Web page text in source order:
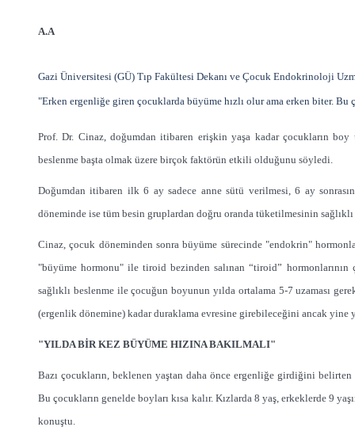
A.A
Gazi Üniversitesi (GÜ) Tıp Fakültesi Dekanı ve Çocuk Endokrinoloji
"Erken ergenliğe giren çocuklarda büyüme hızlı olur ama erken biter. Bu
Prof. Dr. Cinaz, doğumdan itibaren erişkin yaşa kadar çocukların
beslenme başta olmak üzere birçok faktörün etkili olduğunu söyledi.
Doğumdan itibaren ilk 6 ay sadece anne sütü verilmesi, 6 ay
döneminde ise tüm besin gruplardan doğru oranda tüketilmesinin
Cinaz, çocuk döneminden sonra büyüme sürecinde "endokrin"
"büyüme hormonu" ile tiroid bezinden salınan “tiroid”
sağlıklı beslenme ile çocuğun boyunun yılda ortalama 5-7 uzaması
(ergenlik dönemine) kadar duraklama evresine girebileceğini ancak yine
"YILDA BİR KEZ BÜYÜME HIZINA BAKILMALI"
Bazı çocukların, beklenen yaştan daha önce ergenliğe girdiğini
Bu çocukların genelde boyları kısa kalır. Kızlarda 8 yaş, erkeklerde 9
konuştu.